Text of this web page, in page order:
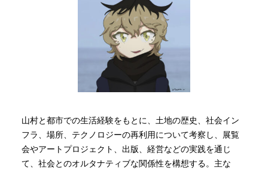
山村と都市での生活経験をもとに、土地の歴史、社会イン
フラ、場所、テクノロジーの再利用について考察し、展覧
会やアートプロジェクト、出版、経営などの実践を通じ
て、社会とのオルタナティブな関係性を構想する。主な